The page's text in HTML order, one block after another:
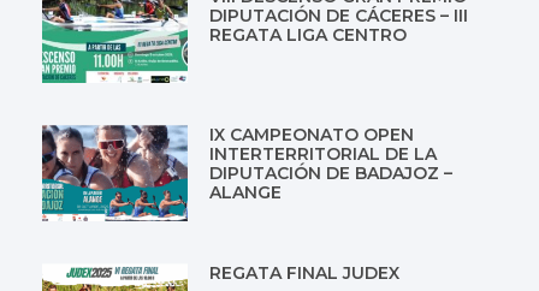
DIPUTACIÓN DE CÁCERES – III
REGATA LIGA CENTRO
IX CAMPEONATO OPEN
INTERTERRITORIAL DE LA
DIPUTACIÓN DE BADAJOZ –
ALANGE
REGATA FINAL JUDEX